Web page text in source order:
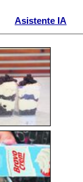
Asistente IA